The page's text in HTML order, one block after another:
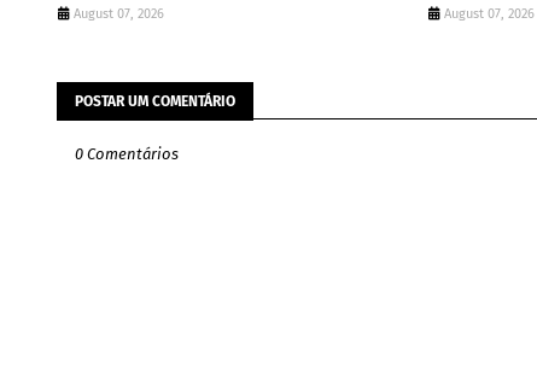
August 07, 2026 August 07, 2026
POSTAR UM COMENTÁRIO
0 Comentários